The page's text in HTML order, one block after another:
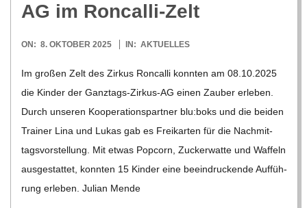
G
O
L
D
S
AG im Roncalli-Zelt
2025-
ON: 8. OKTOBER 2025 IN: AKTUELLES
Im gro­ßen Zelt des Zir­kus Ron­calli konn­ten am 08.10.2025
die Kin­der der Gan­z­­tags-Zir­­kus-AG einen Zau­ber erle­ben.
Durch unse­ren Koope­ra­ti­ons­part­ner blu:boks und die bei­den
Trai­ner Lina und Lukas gab es Frei­kar­ten für die Nach­mit­
tags­vor­stel­lung. Mit etwas Pop­corn, Zucker­watte und Waf­feln
aus­ge­stat­tet, konn­ten 15 Kin­der eine beein­dru­ckende Auf­füh­
rung erle­ben. Julian Mende